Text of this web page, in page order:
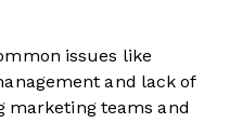
issues like
and lack of
marketing teams and